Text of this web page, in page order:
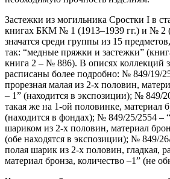
Застежки из могильника Сростки I в
книгах БКМ № 1 (1913–1939 гг.) и № 2
значатся среди группы из 15
так: “медные пряжки и застежки”
книга 2 – № 886). В описях коллекций
расписаны более подробно: № 849/19/
прорезная малая из 2-х половин,
– 1” (находится в экспозиции); № 849/
такая же на 1-ой половинке, материал
(находится в фондах); № 849/25/2554 –
шариком из 2-х половин, материал
(обе находятся в экспозиции); № 849/
полая шарик из 2-х половин, гладкая,
материал бронза, количество –1” (не